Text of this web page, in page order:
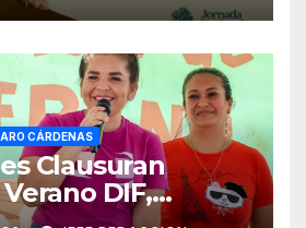
CÁRDENAS
Clausuran
DIF,
y Casa de